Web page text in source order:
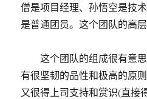
僧是项目经理、孙悟空是技
是普通团员。这个团队的高层
这个团队的组成很有意思
有很坚韧的品性和极高的原
又很得上司支持和赏识(直接